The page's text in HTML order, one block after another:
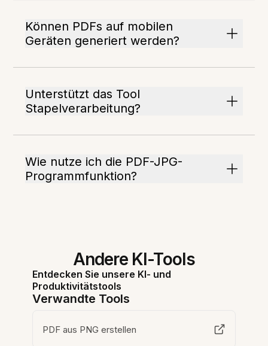
Können PDFs auf mobilen
Geräten generiert werden?
Unterstützt das Tool
Stapelverarbeitung?
Wie nutze ich die PDF-JPG-
Programmfunktion?
Andere KI-Tools
Entdecken Sie unsere KI- und
Produktivitätstools
Verwandte Tools
PDF aus PNG erstellen